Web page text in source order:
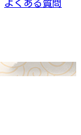
よくある質問